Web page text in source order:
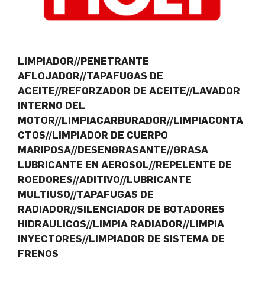
LIMPIADOR//PENETRANTE
AFLOJADOR//TAPAFUGAS DE
ACEITE//REFORZADOR DE ACEITE//LAVADOR
INTERNO DEL
MOTOR//LIMPIACARBURADOR//LIMPIACONTA
CTOS//LIMPIADOR DE CUERPO
MARIPOSA//DESENGRASANTE//GRASA
LUBRICANTE EN AEROSOL//REPELENTE DE
ROEDORES//ADITIVO//LUBRICANTE
MULTIUSO//TAPAFUGAS DE
RADIADOR//SILENCIADOR DE BOTADORES
HIDRAULICOS//LIMPIA RADIADOR//LIMPIA
INYECTORES//LIMPIADOR DE SISTEMA DE
FRENOS